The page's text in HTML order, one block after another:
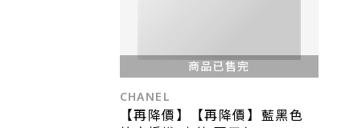
商品已售完
CHANEL
【再降價】【再降價】藍黑色